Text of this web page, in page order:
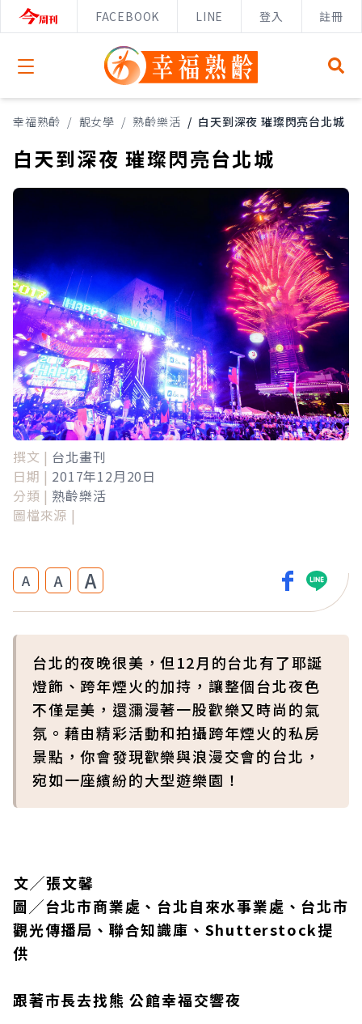
FACEBOOK LINE 登入 註冊
Open menu
幸福熟齡 / 靚女學 / 熟齡樂活 / 白天到深夜 璀璨閃亮台北城
白天到深夜 璀璨閃亮台北城
撰文 | 台北畫刊
日期 | 2017年12月20日
分類 | 熟齡樂活
圖檔來源 |
A A A
台北的夜晚很美，但12月的台北有了耶誕
燈飾、跨年煙火的加持，讓整個台北夜色
不僅是美，還瀰漫著一股歡樂又時尚的氣
氛。藉由精彩活動和拍攝跨年煙火的私房
景點，你會發現歡樂與浪漫交會的台北，
宛如一座繽紛的大型遊樂園！
文╱張文馨
圖╱台北市商業處、台北自來水事業處、台北市
觀光傳播局、聯合知識庫、Shutterstock提
供
跟著市長去找熊 公館幸福交響夜